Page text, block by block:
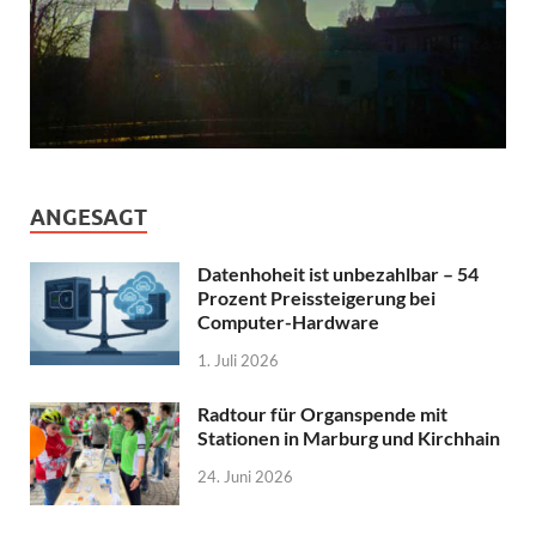
ANGESAGT
Datenhoheit ist unbezahlbar – 54
Prozent Preissteigerung bei
Computer-Hardware
1. Juli 2026
Radtour für Organspende mit
Stationen in Marburg und Kirchhain
24. Juni 2026